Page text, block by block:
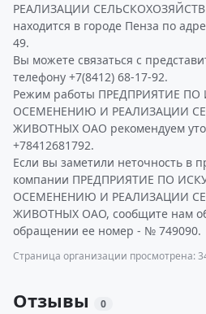
РЕАЛИЗАЦИИ
находится в городе Пенза по
49.
Вы можете связаться с
телефону +7(8412) 68-17-92.
Режим работы ПРЕДПРИЯТИЕ
ОСЕМЕНЕНИЮ И РЕАЛИЗАЦИИ
ЖИВОТНЫХ ОАО рекомендуем
+78412681792.
Если вы заметили неточность в
компании ПРЕДПРИЯТИЕ ПО
ОСЕМЕНЕНИЮ И РЕАЛИЗАЦИИ
ЖИВОТНЫХ ОАО, сообщите нам об
обращении ее номер - № 749090.
Страница организации просмотрена:
Отзывы 0